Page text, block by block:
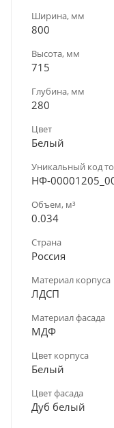
Ширина, мм
800
Высота, мм
715
Глубина, мм
280
Цвет
Белый
Уникальный код
НФ-
Объем, м³
0.034
Страна
Россия
Материал корпуса
ЛДСП
Материал фасада
МДФ
Цвет корпуса
Белый
Цвет фасада
Дуб белый